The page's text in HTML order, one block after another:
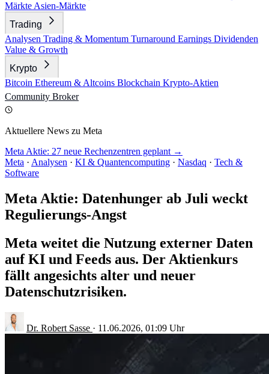
Märkte Asien-Märkte
Trading
Analysen Trading & Momentum Turnaround Earnings Dividenden
Value & Growth
Krypto
Bitcoin Ethereum & Altcoins Blockchain Krypto-Aktien
Community Broker
Aktuellere News zu Meta
Meta Aktie: 27 neue Rechenzentren geplant →
Meta · Analysen · KI & Quantencomputing · Nasdaq · Tech &
Software
Meta Aktie: Datenhunger ab Juli weckt
Regulierungs-Angst
Meta weitet die Nutzung externer Daten
auf KI und Feeds aus. Der Aktienkurs
fällt angesichts alter und neuer
Datenschutzrisiken.
Dr. Robert Sasse · 11.06.2026, 01:09 Uhr